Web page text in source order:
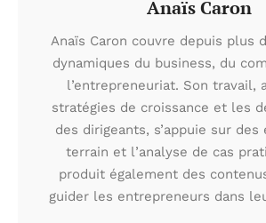
Anaïs Caron
Anaïs Caron couvre depuis plus
dynamiques du business, du
l’entrepreneuriat. Son travail,
stratégies de croissance et les
des dirigeants, s’appuie sur des
terrain et l’analyse de cas
produit également des
guider les entrepreneurs dans